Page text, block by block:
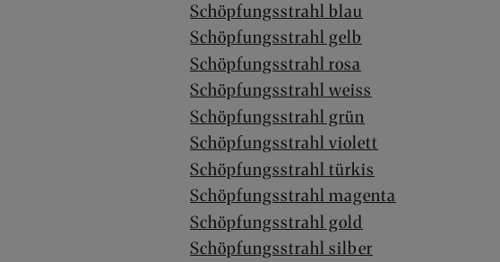
Schöpfungsstrahl blau
Schöpfungsstrahl gelb
Schöpfungsstrahl rosa
Schöpfungsstrahl weiss
Schöpfungsstrahl grün
Schöpfungsstrahl violett
Schöpfungsstrahl türkis
Schöpfungsstrahl magenta
Schöpfungsstrahl gold
Schöpfungsstrahl silber